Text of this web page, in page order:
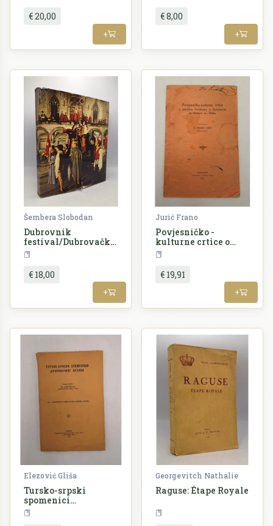
€ 20,00
+
€ 8,00
+
Šembera Slobodan
Dubrovnik
festival/Dubrovačke
ljetne igre 1950/1974
Dubrovnik
€ 18,00
+
Jurić Frano
Povjesničko -
kulturne crtice o
kontaktu Franjevaca
u Dubrovniku sa
imenom sv. Vlaha
€ 19,91
+
Elezović Gliša
Tursko-srpski
spomenici
Dubrovačkog arhiva
Dubrovnik
Georgevitch Nathalie
Raguse: Étape Royale